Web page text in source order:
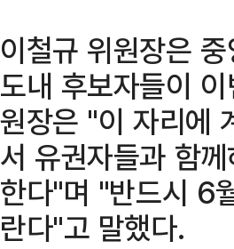
이철규 위원장은
도내 후보자들이
원장은 "이 자리에
서 유권자들과 함
한다"며 "반드시 6
란다"고 말했다.